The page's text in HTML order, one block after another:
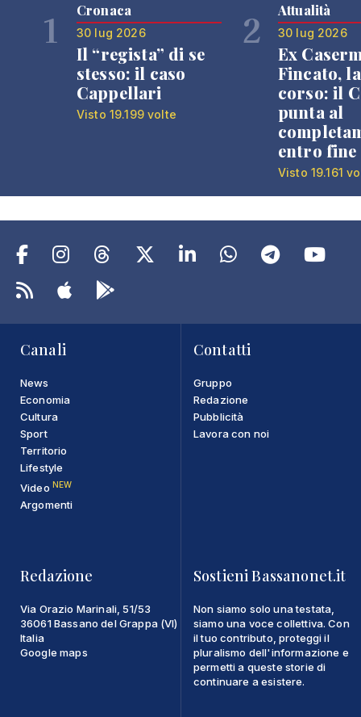
1 Cronaca
30 lug 2026
Il “regista” di se
stesso: il caso
Cappellari
Visto 19.199 volte
2 Attualità
30 lug 2026
Ex
Fincato,
corso: il
punta al
entro fine
Visto 19.161
Canali
News
Economia
Cultura
Sport
Territorio
Lifestyle
Video NEW
Argomenti
Contatti
Gruppo
Redazione
Pubblicità
Lavora con noi
Redazione
Via Orazio Marinali, 51/53
36061 Bassano del Grappa (VI)
Italia
Google maps
Sostieni Bassanonet.it
Non siamo solo una testata,
siamo una voce collettiva. Con
il tuo contributo, proteggi il
pluralismo dell'informazione e
permetti a queste storie di
continuare a esistere.